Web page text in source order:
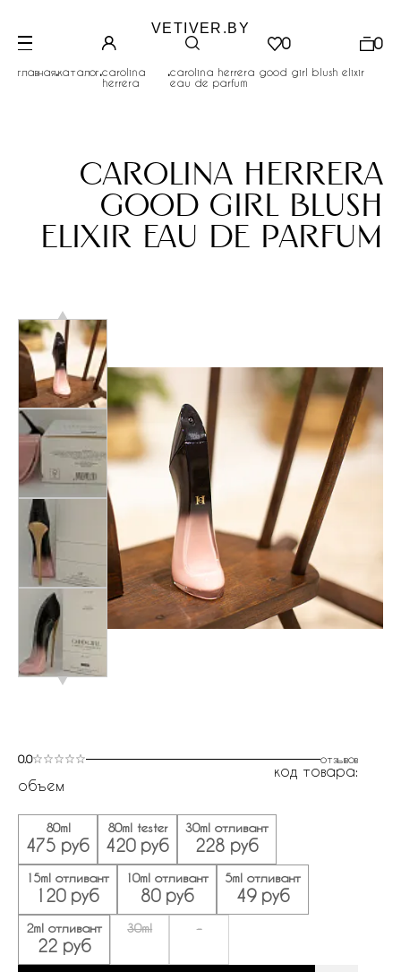
VETIVER.BY
0 0
главная.каталог.carolina
herrera
.carolina herrera good girl blush elixir
eau de parfum
carolina herrera
good girl blush
elixir eau de parfum
0.0 отзывов
код товара:
объем
80ml
475 руб
80ml tester
420 руб
30ml отливант
228 руб
15ml отливант
120 руб
10ml отливант
80 руб
5ml отливант
49 руб
2ml отливант
22 руб
30ml -